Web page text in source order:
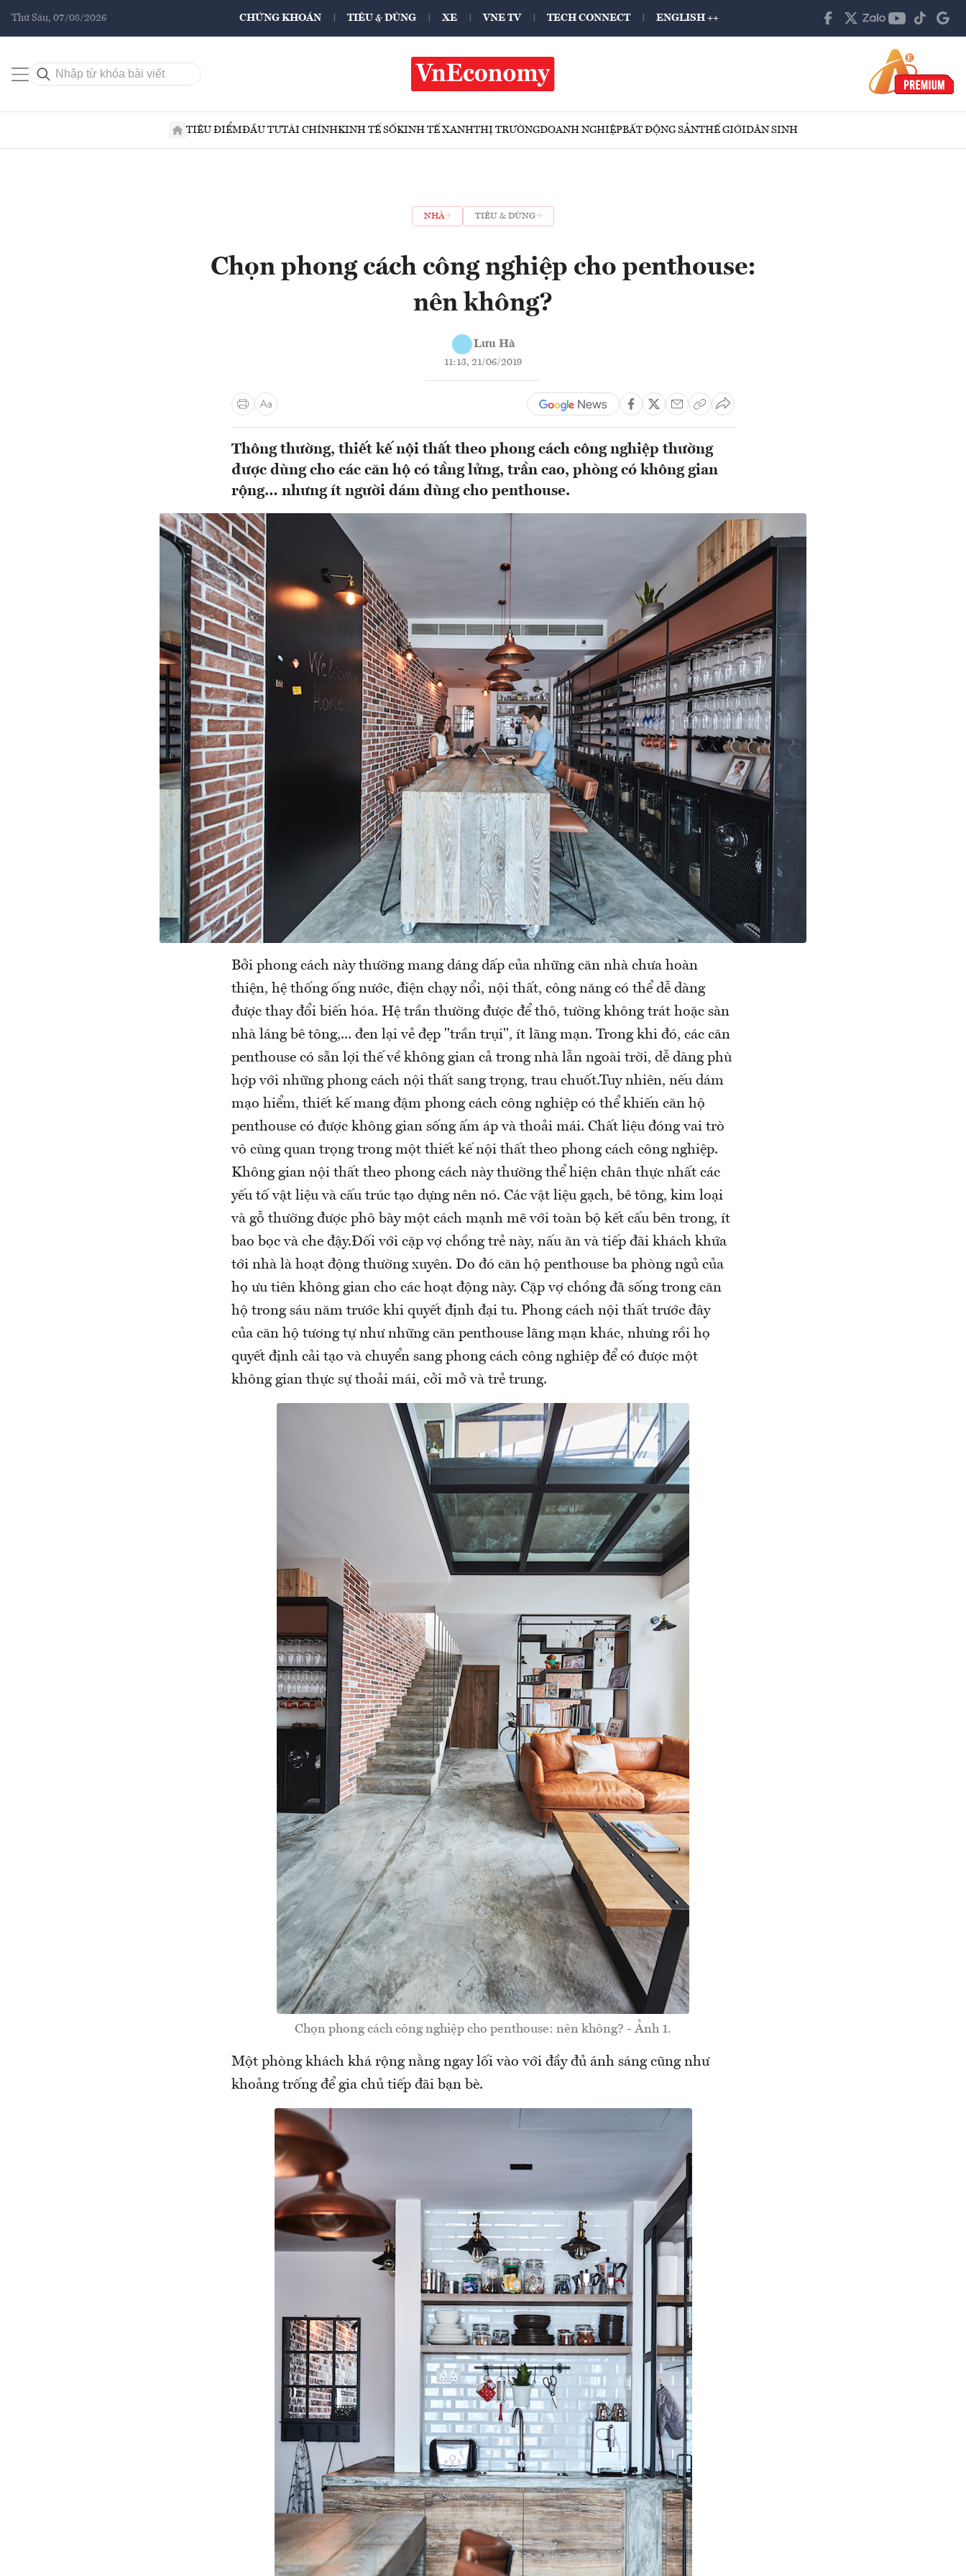
Thứ Sáu, 07/08/2026 CHỨNG KHOÁN TIÊU & DÙNG XE VNE TV TECH CONNECT ENGLISH ++
TIÊU ĐIỂMĐẦU TƯTÀI CHÍNHKINH TẾ SỐKINH TẾ XANHTHỊ TRƯỜNGDOANH NGHIỆPBẤT ĐỘNG SẢNTHẾ GIỚIDÂN SINH
NHÀ TIÊU & DÙNG
Chọn phong cách công nghiệp cho penthouse:
nên không?
Lưu Hà
11:13, 21/06/2019
Thông thường, thiết kế nội thất theo phong cách công nghiệp thường
được dùng cho các căn hộ có tầng lửng, trần cao, phòng có không gian
rộng… nhưng ít người dám dùng cho penthouse.
Bởi phong cách này thường mang dáng dấp của những căn nhà chưa hoàn
thiện, hệ thống ống nước, điện chạy nổi, nội thất, công năng có thể dễ dàng
được thay đổi biến hóa. Hệ trần thường được để thô, tường không trát hoặc sàn
nhà láng bê tông,... đen lại vẻ đẹp "trần trụi", ít lãng mạn. Trong khi đó, các căn
penthouse có sẵn lợi thế về không gian cả trong nhà lẫn ngoài trời, dễ dàng phù
hợp với những phong cách nội thất sang trọng, trau chuốt.Tuy nhiên, nếu dám
mạo hiểm, thiết kế mang đậm phong cách công nghiệp có thể khiến căn hộ
penthouse có được không gian sống ấm áp và thoải mái. Chất liệu đóng vai trò
vô cùng quan trọng trong một thiết kế nội thất theo phong cách công nghiệp.
Không gian nội thất theo phong cách này thường thể hiện chân thực nhất các
yếu tố vật liệu và cấu trúc tạo dựng nên nó. Các vật liệu gạch, bê tông, kim loại
và gỗ thường được phô bày một cách mạnh mẽ với toàn bộ kết cấu bên trong, ít
bao bọc và che đậy.Đối với cặp vợ chồng trẻ này, nấu ăn và tiếp đãi khách khứa
tới nhà là hoạt động thường xuyên. Do đó căn hộ penthouse ba phòng ngủ của
họ ưu tiên không gian cho các hoạt động này. Cặp vợ chồng đã sống trong căn
hộ trong sáu năm trước khi quyết định đại tu. Phong cách nội thất trước đây
của căn hộ tương tự như những căn penthouse lãng mạn khác, nhưng rồi họ
quyết định cải tạo và chuyển sang phong cách công nghiệp để có được một
không gian thực sự thoải mái, cởi mở và trẻ trung.
Chọn phong cách công nghiệp cho penthouse: nên không? - Ảnh 1.
Một phòng khách khá rộng nằng ngay lối vào với đầy đủ ánh sáng cũng như
khoảng trống để gia chủ tiếp đãi bạn bè.